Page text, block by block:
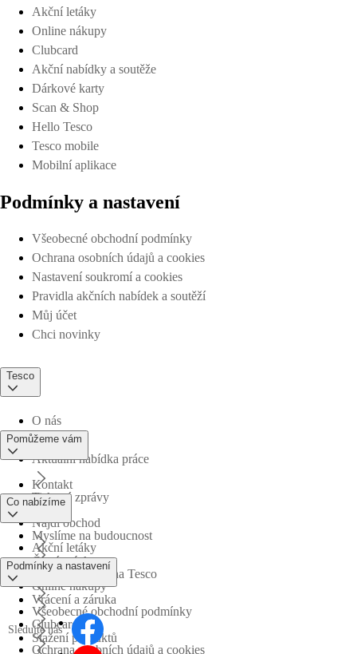
Akční letáky
Online nákupy
Clubcard
Akční nabídky a soutěže
Dárkové karty
Scan & Shop
Hello Tesco
Tesco mobile
Mobilní aplikace
Podmínky a nastavení
Všeobecné obchodní podmínky
Ochrana osobních údajů a cookies
Nastavení soukromí a cookies
Pravidla akčních nabídek a soutěží
Můj účet
Chci novinky
Tesco
O nás
Aktuální nabídka práce
Tiskové zprávy
Myslíme na budoucnost
Obchodní skupina Tesco
Pomůžeme vám
Kontakt
Najdi obchod
Časté otázky
Vrácení a záruka
Stažení produktů
Co nabízíme
Akční letáky
Online nákupy
Clubcard
Podmínky a nastavení
Všeobecné obchodní podmínky
Ochrana osobních údajů a cookies
Sledujte nás